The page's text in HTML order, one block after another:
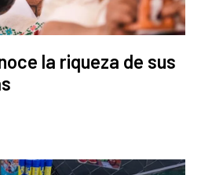
la riqueza de sus